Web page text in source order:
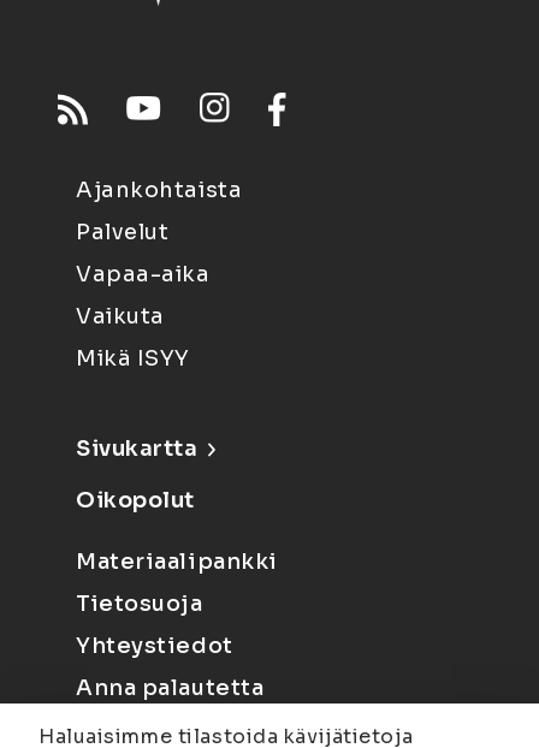
Ajankohtaista
Palvelut
Vapaa-aika
Vaikuta
Mikä ISYY
Sivukartta
Oikopolut
Materiaalipankki
Tietosuoja
Yhteystiedot
Anna palautetta
Haluaisimme tilastoida kävijätietoja